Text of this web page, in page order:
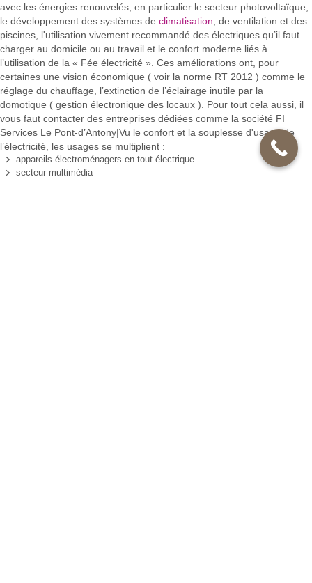
avec les énergies renouvelés, en particulier le secteur photovoltaïque,
le développement des systèmes de climatisation, de ventilation et des
piscines, l'utilisation vivement recommandé des électriques qu’il faut
charger au domicile ou au travail et le confort moderne liés à
l’utilisation de la « Fée électricité ». Ces améliorations ont, pour
certaines une vision économique ( voir la norme RT 2012 ) comme le
réglage du chauffage, l’extinction de l’éclairage inutile par la
domotique ( gestion électronique des locaux ). Pour tout cela aussi, il
vous faut contacter des entreprises dédiées comme la société FI
Services Le Pont-d’Antony|Vu le confort et la souplesse d'usage de
l’électricité, les usages se multiplient :
appareils électroménagers en tout électrique
secteur multimédia